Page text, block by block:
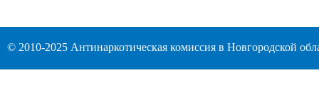
© 2010-2025 Антинаркотическая комиссия в Новгородской